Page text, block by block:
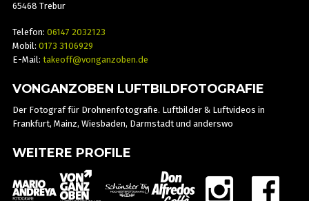
65468 Trebur
Telefon: 06147 2032123
Mobil: 0173 3106929
E-Mail: takeoff@vonganzoben.de
VONGANZOBEN LUFTBILDFOTOGRAFIE
Der Fotograf für Drohnenfotografie. Luftbilder & Luftvideos in
Frankfurt, Mainz, Wiesbaden, Darmstadt und anderswo
WEITERE PROFILE